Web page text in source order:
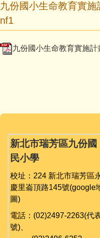
影音專區
反霸凌宣導
台灣母語日專區
英語日活動專區
公開授課專區
課程計畫備查
校園資訊業務專區
九份國小生命教育實
nf1
九份國小生命教育實施
新北市瑞芳區九份國
民小學
校址：224 新北市瑞芳區
慶里崙頂路145號(google
圖)
電話：(02)2497-2263(代
號)、